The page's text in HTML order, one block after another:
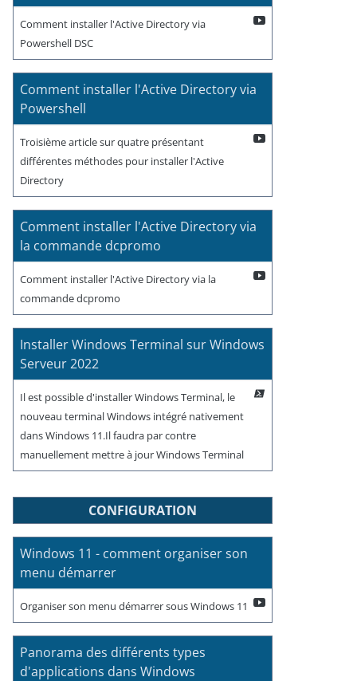
Comment installer l'Active Directory via
Powershell DSC
Comment installer l'Active Directory via
Powershell
Troisième article sur quatre présentant
différentes méthodes pour installer l'Active
Directory
Comment installer l'Active Directory via
la commande dcpromo
Comment installer l'Active Directory via la
commande dcpromo
Installer Windows Terminal sur Windows
Serveur 2022
Il est possible d'installer Windows Terminal, le
nouveau terminal Windows intégré nativement
dans Windows 11.Il faudra par contre
manuellement mettre à jour Windows Terminal
CONFIGURATION
Windows 11 - comment organiser son
menu démarrer
Organiser son menu démarrer sous Windows 11
Panorama des différents types
d'applications dans Windows